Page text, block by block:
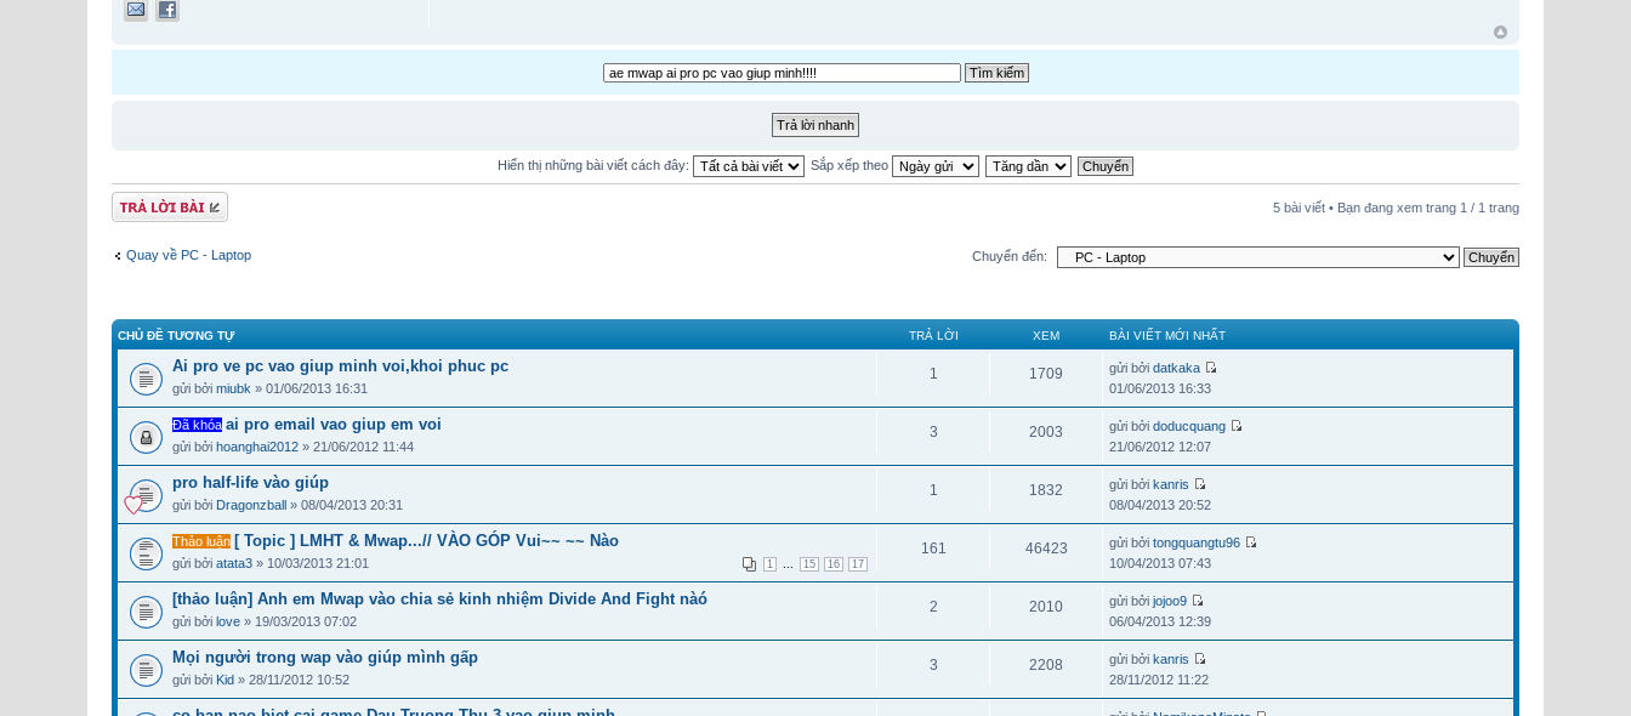
Hiển thị những bài viết cách đây: Sắp xếp theo
Gửi bài trả lời 5 bài viết • Bạn đang xem trang 1 / 1 trang
Quay về PC - Laptop Chuyển đến:
CHỦ ĐỀ TƯƠNG TỰ TRẢ LỜI XEM BÀI VIẾT MỚI NHẤT
Ai pro ve pc vao giup minh voi,khoi phuc pc
gửi bởi miubk » 01/06/2013 16:31
1 1709 gửi bởi datkaka
01/06/2013 16:33
Đã khóa ai pro email vao giup em voi
gửi bởi hoanghai2012 » 21/06/2012 11:44
3 2003 gửi bởi doducquang
21/06/2012 12:07
pro half-life vào giúp
gửi bởi Dragonzball » 08/04/2013 20:31
1 1832 gửi bởi kanris
08/04/2013 20:52
Thảo luận [ Topic ] LMHT & Mwap...// VÀO GÓP Vui~~ ~~ Nào
1 ... 15 16 17
gửi bởi atata3 » 10/03/2013 21:01
161 46423 gửi bởi tongquangtu96
10/04/2013 07:43
[thảo luận] Anh em Mwap vào chia sẻ kinh nhiệm Divide And Fight nàó
gửi bởi love » 19/03/2013 07:02
2 2010 gửi bởi jojoo9
06/04/2013 12:39
Mọi người trong wap vào giúp mình gấp
gửi bởi Kid » 28/11/2012 10:52
3 2208 gửi bởi kanris
28/11/2012 11:22